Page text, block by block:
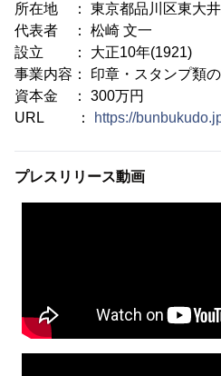
所在地 ： 東京都品川区東大
代表者 ： 松崎 文一
設立 ： 大正10年(1921)
事業内容： 印章・スタンプ類
資本金 ： 300万円
URL ：
https://
プレスリリース動画